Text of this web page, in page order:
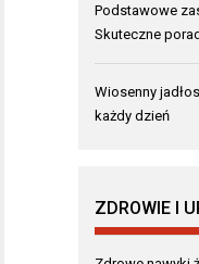
Podstawowe
Skuteczne
Wiosenny
każdy dzień
ZDROWIE I